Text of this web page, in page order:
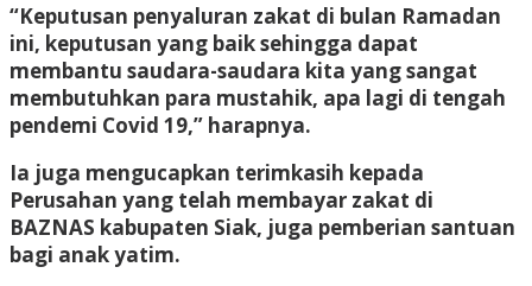
“Keputusan penyaluran zakat di bulan Ramadan
ini, keputusan yang baik sehingga dapat
membantu saudara-saudara kita yang sangat
membutuhkan para mustahik, apa lagi di tengah
pendemi Covid 19,” harapnya.
Ia juga mengucapkan terimkasih kepada
Perusahan yang telah membayar zakat di
BAZNAS kabupaten Siak, juga pemberian santuan
bagi anak yatim.